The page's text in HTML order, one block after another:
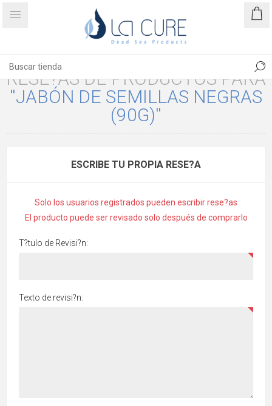
RESE?AS DE PRODUCTOS PARA
JABÓN DE SEMILLAS NEGRAS
(90G)
ESCRIBE TU PROPIA RESE?A
Solo los usuarios registrados pueden escribir rese?as
El producto puede ser revisado solo después de comprarlo
T?tulo de Revisi?n:
Texto de revisi?n: